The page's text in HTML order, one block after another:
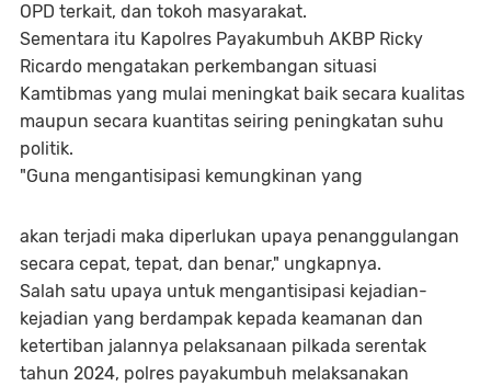
OPD terkait, dan tokoh masyarakat.
Sementara itu Kapolres Payakumbuh AKBP Ricky
Ricardo mengatakan perkembangan situasi
Kamtibmas yang mulai meningkat baik secara kualitas
maupun secara kuantitas seiring peningkatan suhu
politik.
"Guna mengantisipasi kemungkinan yang
akan terjadi maka diperlukan upaya penanggulangan
secara cepat, tepat, dan benar," ungkapnya.
Salah satu upaya untuk mengantisipasi kejadian-
kejadian yang berdampak kepada keamanan dan
ketertiban jalannya pelaksanaan pilkada serentak
tahun 2024, polres payakumbuh melaksanakan